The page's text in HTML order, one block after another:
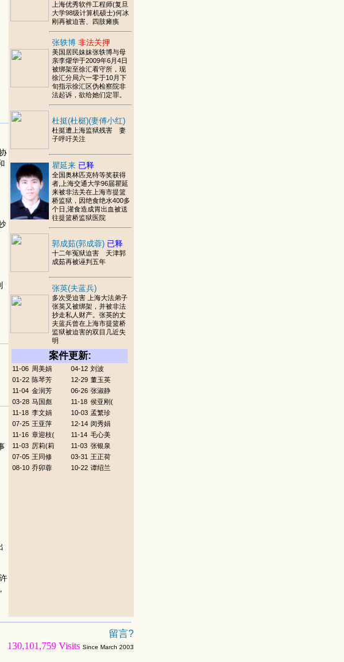
上海优秀软件工程师(复旦
大学98级计算机硕士)何冰
刚再被迫害、四肢瘫痪
张轶博 非法关押
美国居民妹妹张轶博与母
亲李燿华于2009年6月4日
被绑架至徐汇看守所，现
徐汇分局六一零于10月下
旬指示徐汇区伪检察院非
法起诉，欲给她们定罪。
杜挺(杜梃)(妻傅小红)
杜挺遭上海监狱残害 妻
子呼吁关注
瞿延来 已释
全国奥林匹克特等奖获得
者,上海交通大学96届瞿延
来被非法关在上海市提篮
桥监狱，因绝食绝水400多
个日,灌食造成胃出血被送
往提篮桥监狱医院
郭成茹(郭成蓉) 已释
十二年冤狱迫害 天津郭
成茹再被诬判五年
张英(夫蓝兵)
多次受迫害 上海大法弟子
张英又被绑架，并被非法
抄走私人财产。张英的丈
夫蓝兵曾在上海市提篮桥
监狱被迫害的双目几近失
明
案件更新:
11-06 周美娟 04-12 刘波
01-22 陈琴芳 12-29 董玉英
11-04 金润芳 06-26 张淑静
03-28 马国彪 11-18 侯亚刚(
11-18 李文娟 10-03 孟繁珍
07-25 王亚萍 12-14 闵秀娟
11-16 章迎枝( 11-14 毛心美
11-03 厉莉(莉 11-03 张银泉
07-05 王同修 03-31 王正荷
08-10 乔卯蓉 10-22 谭绍兰
留言?
130,101,759 Visits Since March 2003